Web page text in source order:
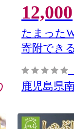
12,000
たまった
寄附でき
鹿児島県